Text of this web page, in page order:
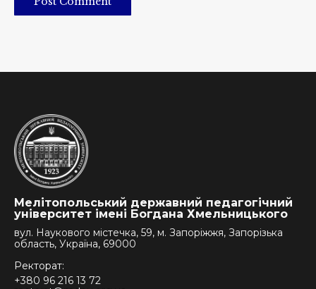
Мелітопольський державний педагогічний
університет імені Богдана Хмельницького
вул. Наукового містечка, 59, м. Запоріжжя, Запорізька
область, Україна, 69000
Ректорат:
+380 96 216 13 72